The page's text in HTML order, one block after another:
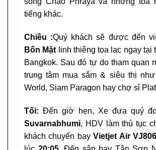
tiếng khác.
Chiều :Quý khách sẽ được đến
Bốn Mặt linh thiêng tọa lạc ngay tại
Bangkok. Sau đó tự do tham quan
trung tâm mua sắm & siêu thị như
World, Siam Paragon hay chợ sỉ
Tối: Đến giờ hẹn, Xe đưa quý
Suvarnabhumi, HDV làm thủ tục
khách chuyến bayVietjet Air VJ806